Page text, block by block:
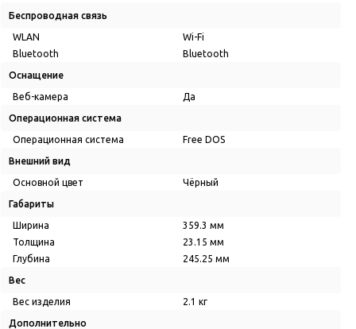
Беспроводная связь
WLAN
Wi-Fi
Bluetooth
Bluetooth
Оснащение
Веб-камера Да
Операционная система
Операционная система Free DOS
Внешний вид
Основной цвет Чёрный
Габариты
Ширина
359.3 мм
Толщина
23.15 мм
Глубина
245.25 мм
Вес
Вес изделия 2.1 кг
Дополнительно